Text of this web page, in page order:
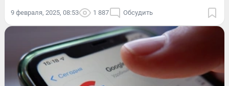
9 февраля, 2025, 08:53 1 887 Обсудить